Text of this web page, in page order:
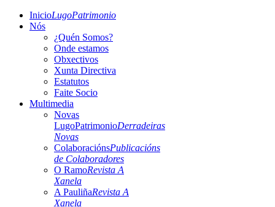
InicioLugoPatrimonio
Nós
¿Quén Somos?
Onde estamos
Obxectivos
Xunta Directiva
Estatutos
Faite Socio
Multimedia
Novas
LugoPatrimonioDerradeiras
Novas
ColaboraciónsPublicacións
de Colaboradores
O RamoRevista A
Xanela
A PauliñaRevista A
Xanela